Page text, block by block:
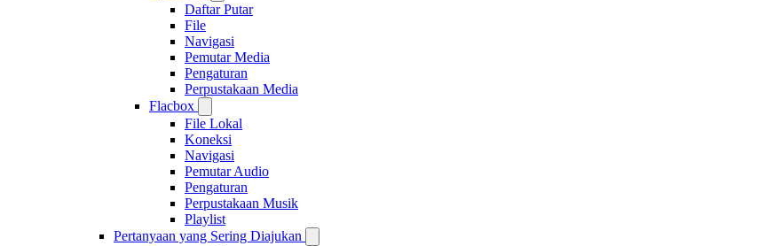
Daftar Putar
File
Navigasi
Pemutar Media
Pengaturan
Perpustakaan Media
Flacbox
File Lokal
Koneksi
Navigasi
Pemutar Audio
Pengaturan
Perpustakaan Musik
Playlist
Pertanyaan yang Sering Diajukan